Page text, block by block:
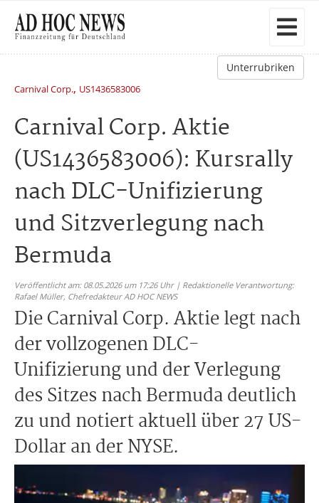
Unterrubriken
Carnival Corp., US1436583006
Carnival Corp. Aktie
(US1436583006): Kursrally
nach DLC-Unifizierung
und Sitzverlegung nach
Bermuda
Veröffentlicht am: 08.05.2026 um 17:26 Uhr | Redaktionelle Verantwortung:
Rafael Müller, Chefredakteur AD HOC NEWS
Die Carnival Corp. Aktie legt nach
der vollzogenen DLC-
Unifizierung und der Verlegung
des Sitzes nach Bermuda deutlich
zu und notiert aktuell über 27 US-
Dollar an der NYSE.